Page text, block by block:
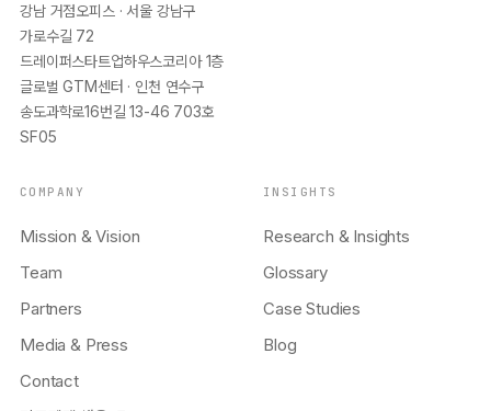
강남 거점오피스 · 서울 강남구
가로수길 72
드레이퍼스타트업하우스코리아 1층
글로벌 GTM센터 · 인천 연수구
송도과학로16번길 13-46 703호
SF05
COMPANY
Mission & Vision
Team
Partners
Media & Press
Contact
INSIGHTS
Research & Insights
Glossary
Case Studies
Blog